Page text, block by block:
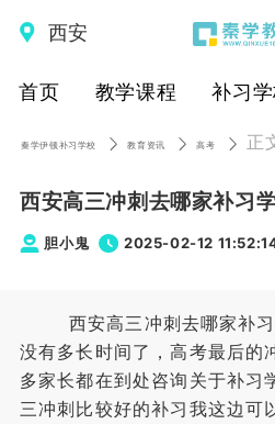
西安
首页 教学课程 补习
秦学伊顿补习学校 教育资讯 高考 正
西安高三冲刺去哪家补习
胆小鬼 2025-02-12
西安高三冲刺去哪家补习
没有多长时间了，高考最后的
多家长都在到处咨询关于补习
三冲刺比较好的补习我这边可